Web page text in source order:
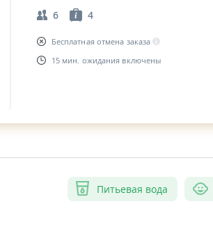
6 4
Бесплатная отмена заказа
15 мин. ожидания включены
Питьевая вода